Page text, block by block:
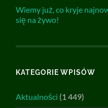
Wiemy już, co kryje
się na żywo!
KATEGORIE WPISÓW
Aktualności (1 449)